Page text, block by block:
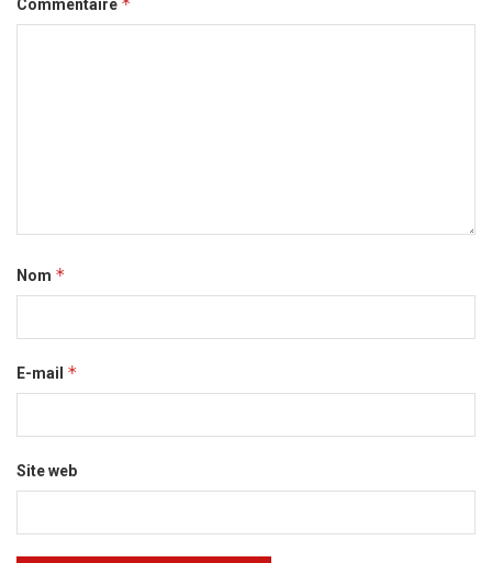
Commentaire *
Nom *
E-mail *
Site web